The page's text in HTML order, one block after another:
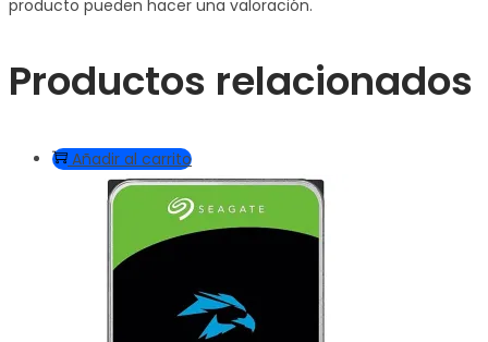
producto pueden hacer una valoración.
Productos relacionados
Añadir al carrito